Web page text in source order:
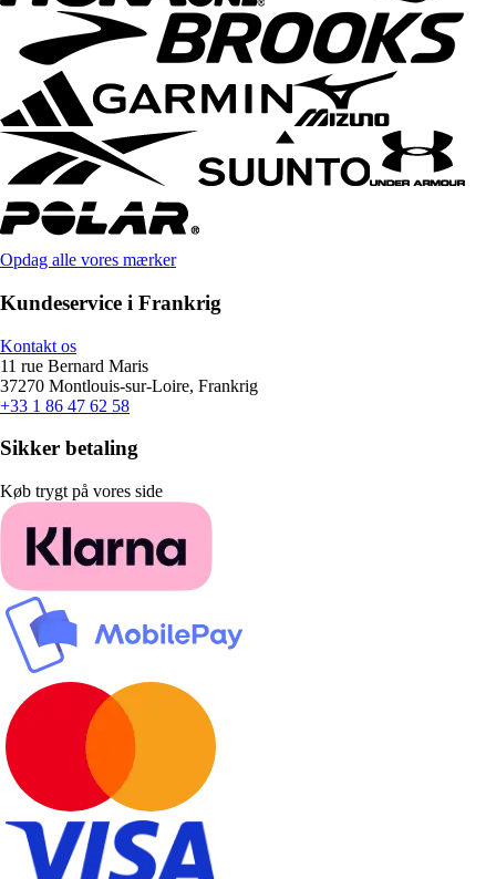
Opdag alle vores mærker
Kundeservice i Frankrig
Kontakt os
11 rue Bernard Maris
37270 Montlouis-sur-Loire, Frankrig
+33 1 86 47 62 58
Sikker betaling
Køb trygt på vores side